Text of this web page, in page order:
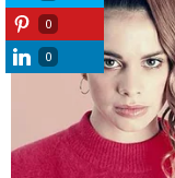
0
0